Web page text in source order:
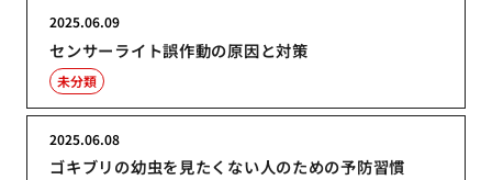
センサーライト誤作動の原因と対策
2025.06.09
未分類
ゴキブリの幼虫を見たくない人のための予防習慣
2025.06.08